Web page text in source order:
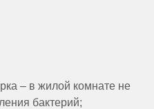
– в жилой комнате не
бактерий;